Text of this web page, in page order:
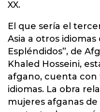
XX.
El que sería el
Asia a otros
Espléndidos”, de
Khaled Hosseini,
afgano, cuenta con
idiomas. La obra
mujeres afganas